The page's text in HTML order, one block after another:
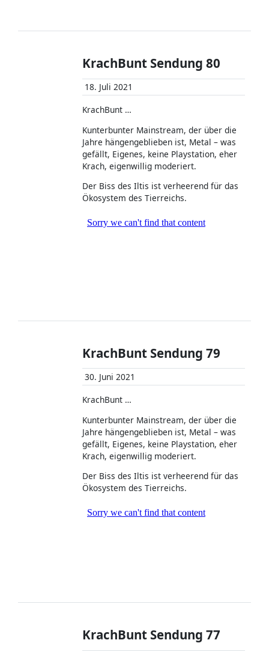
KrachBunt Sendung 80
18. Juli 2021
KrachBunt …
Kunterbunter Mainstream, der über die
Jahre hängengeblieben ist, Metal – was
gefällt, Eigenes, keine Playstation, eher
Krach, eigenwillig moderiert.
Der Biss des Iltis ist verheerend für das
Ökosystem des Tierreichs.
KrachBunt Sendung 79
30. Juni 2021
KrachBunt …
Kunterbunter Mainstream, der über die
Jahre hängengeblieben ist, Metal – was
gefällt, Eigenes, keine Playstation, eher
Krach, eigenwillig moderiert.
Der Biss des Iltis ist verheerend für das
Ökosystem des Tierreichs.
KrachBunt Sendung 77